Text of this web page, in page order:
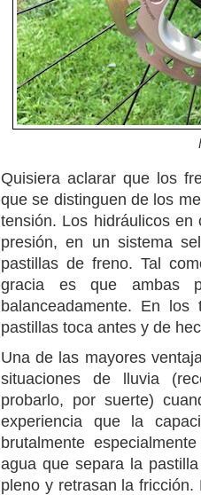
Quisiera aclarar que los
que se distinguen de los
tensión. Los hidráulicos
presión, en un sistema
pastillas de freno. Tal
gracia es que ambas
balanceadamente. En
pastillas toca antes y de
Una de las mayores
situaciones de lluvia
probarlo, por suerte)
experiencia que la
brutalmente
agua que separa la
pleno y retrasan la